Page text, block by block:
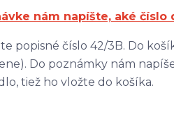
nám napíšte, aké
popisné číslo 42/3B. Do
Do poznámky nám
tiež ho vložte do košíka.